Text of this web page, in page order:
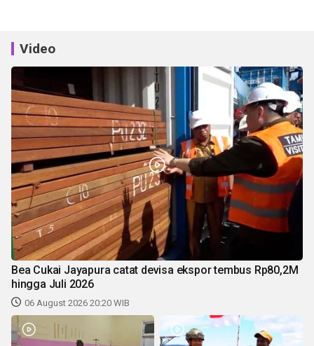
Video
Bea Cukai Jayapura catat devisa ekspor tembus Rp80,2M
hingga Juli 2026
06 August 2026 20:20 WIB